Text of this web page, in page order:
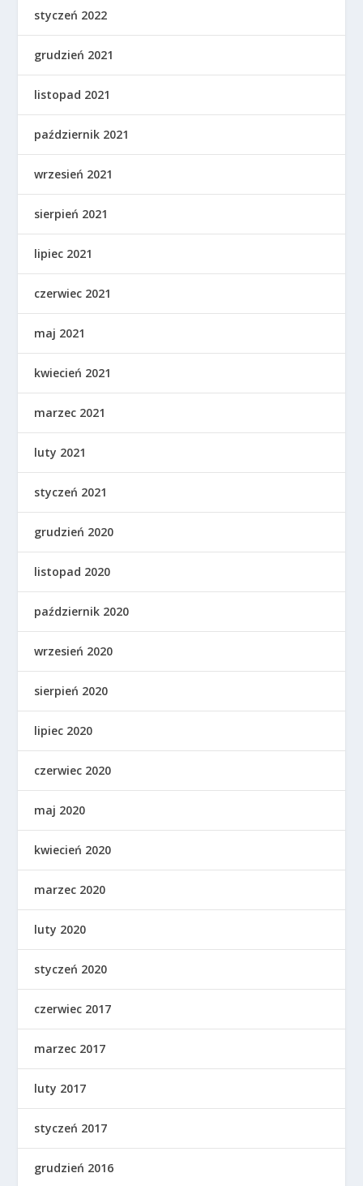
styczeń 2022
grudzień 2021
listopad 2021
październik 2021
wrzesień 2021
sierpień 2021
lipiec 2021
czerwiec 2021
maj 2021
kwiecień 2021
marzec 2021
luty 2021
styczeń 2021
grudzień 2020
listopad 2020
październik 2020
wrzesień 2020
sierpień 2020
lipiec 2020
czerwiec 2020
maj 2020
kwiecień 2020
marzec 2020
luty 2020
styczeń 2020
czerwiec 2017
marzec 2017
luty 2017
styczeń 2017
grudzień 2016